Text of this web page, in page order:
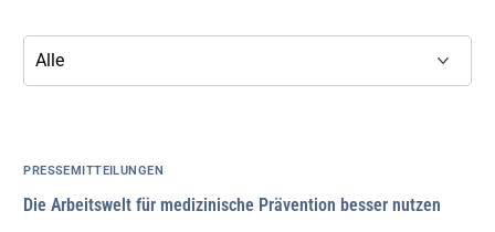
PRESSEMITTEILUNGEN
Die Arbeitswelt für medizinische Prävention besser nutzen